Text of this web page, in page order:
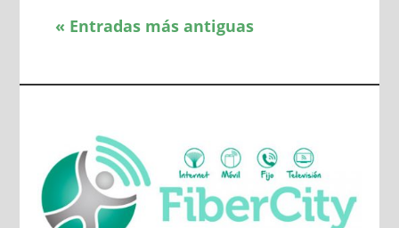
« Entradas más antiguas